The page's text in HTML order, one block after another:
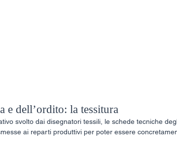
e dell’ordito: la tessitura
svolto dai disegnatori tessili, le schede tecniche
ai reparti produttivi per poter essere